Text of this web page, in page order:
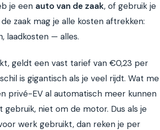
je een auto van de zaak, of gebruik je
zaak mag je alle kosten aftrekken:
laadkosten — alles.
geldt een vast tarief van €0,23 per
is gigantisch als je veel rijdt. Wat me
privé-EV al automatisch meer kunnen
niet om de motor. Dus als je
werk gebruikt, dan reken je per